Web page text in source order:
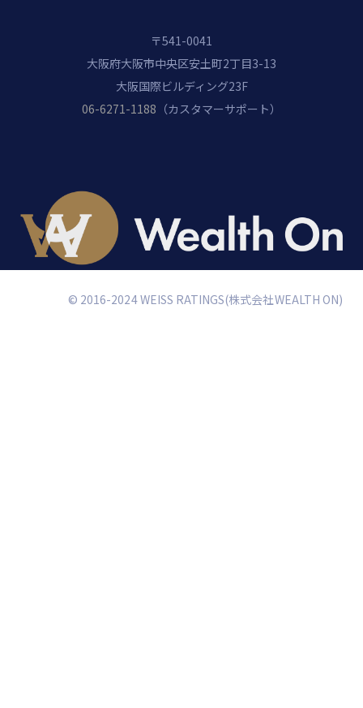
〒541-0041
大阪府大阪市中央区安土町2丁目3-13
大阪国際ビルディング23F
06-6271-1188 （カスタマーサポート）
© 2016-2024 WEISS RATINGS(株式会社WEALTH ON)